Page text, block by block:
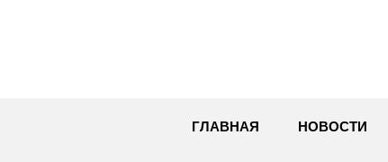
ГЛАВНАЯ НОВОСТИ